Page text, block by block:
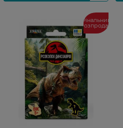
Фінальний
розпродаж